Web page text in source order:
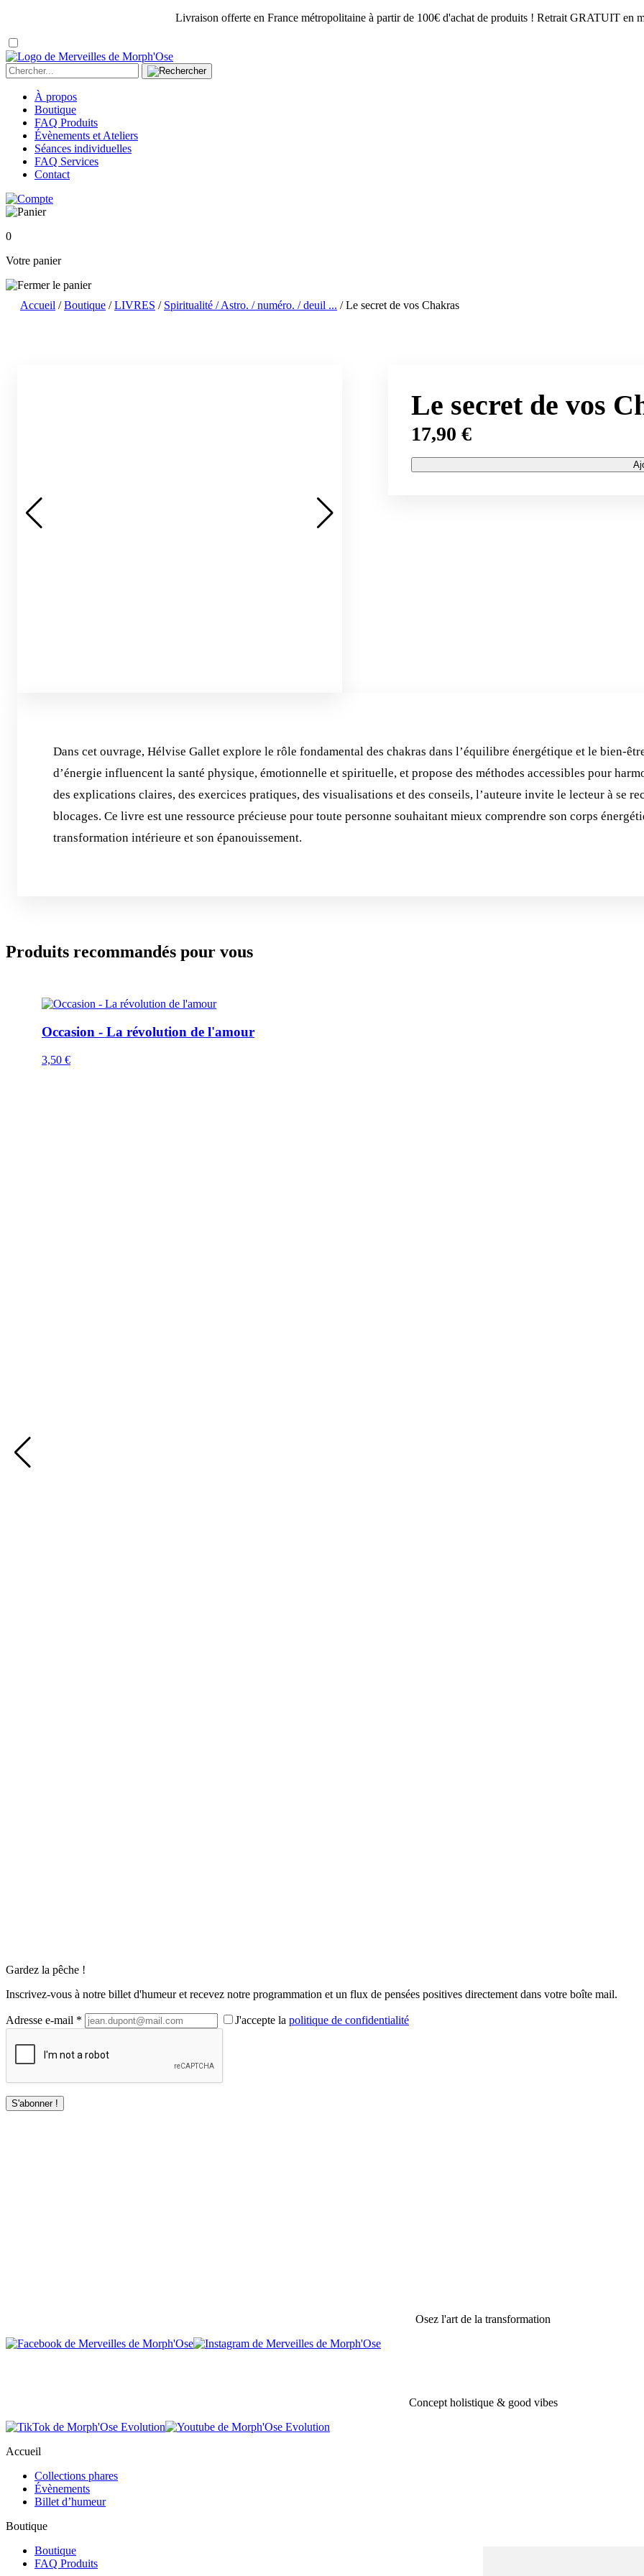
Livraison offerte en France métropolitaine à partir de 100€ d'achat de produits ! Retrait GRATUIT en
À propos
Boutique
FAQ Produits
Évènements et Ateliers
Séances individuelles
FAQ Services
Contact
0
Votre panier
Accueil /Boutique /LIVRES / Spiritualité / Astro. / numéro. / deuil ... / Le secret de vos Chakras
Le secret de vos
17,90 €
Dans cet ouvrage, Hélvise Gallet explore le rôle fondamental des chakras dans l’équilibre énergétique et le bien-
d’énergie influencent la santé physique, émotionnelle et spirituelle, et propose des méthodes accessibles pour
des explications claires, des exercices pratiques, des visualisations et des conseils, l’auteure invite le lecteur à se
blocages. Ce livre est une ressource précieuse pour toute personne souhaitant mieux comprendre son corps
transformation intérieure et son épanouissement.
Produits recommandés pour vous
Occasion - La révolution de l'amour
3,50 €
Gardez la pêche !
Inscrivez-vous à notre billet d'humeur et recevez notre programmation et un flux de pensées positives directement dans votre boîte mail.
Adresse e-mail * J'accepte la politique de confidentialité
Osez l'art de la transformation
Concept holistique & good vibes
Accueil
Collections phares
Évènements
Billet d’humeur
Boutique
Boutique
FAQ Produits